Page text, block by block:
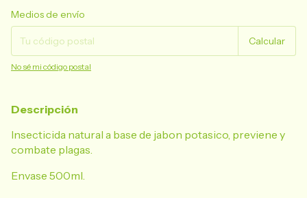
Entregas para el CP:
Medios de envío
Calcular
No sé mi código postal
Descripción
Insecticida natural a base de jabon potasico, previene y
combate plagas.
Envase 500ml.